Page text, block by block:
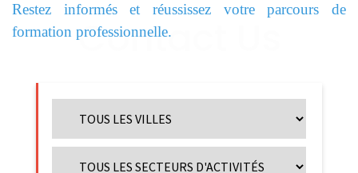
Restez informés et réussissez votre parcours de
formation professionnelle.